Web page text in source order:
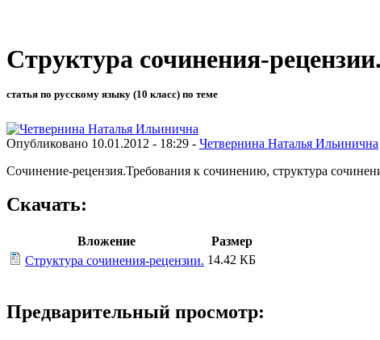
Структура сочинения-рецензии.
статья по русскому языку (10 класс) по теме
Опубликовано 10.01.2012 - 18:29 - Четвернина Наталья Ильинична
Сочинение-рецензия.Требования к сочинению, структура
Скачать:
Вложение
Размер
Структура сочинения-рецензии. 14.42 КБ
Предварительный просмотр: